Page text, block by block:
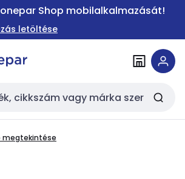
a
Shop mobilalkalmazását!
letöltése
megtekintése